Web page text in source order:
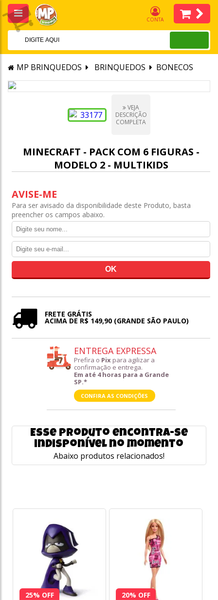
CONTA
MP BRINQUEDOS BRINQUEDOS BONECOS
VEJA
DESCRIÇÃO
COMPLETA
MINECRAFT - PACK COM 6 FIGURAS -
MODELO 2 - MULTIKIDS
AVISE-ME
Para ser avisado da disponibilidade deste Produto, basta
preencher os campos abaixo.
FRETE GRÁTIS
ACIMA DE R$ 149,90 (GRANDE SÃO PAULO)
ENTREGA EXPRESSA
Prefira o Pix para agilizar a
confirmação e entrega.
Em até 4 horas para a Grande
SP.*
CONFIRA AS CONDIÇÕES
Esse produto encontra-se
indisponível no momento
Abaixo produtos relacionados!
25% OFF
20% OFF